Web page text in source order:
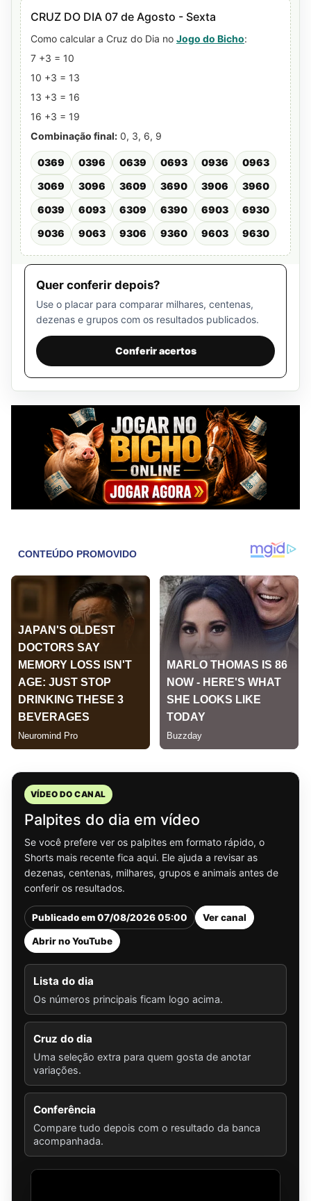
CRUZ DO DIA 07 de Agosto - Sexta
Como calcular a Cruz do Dia no Jogo do Bicho:
7 +3 = 10
10 +3 = 13
13 +3 = 16
16 +3 = 19
Combinação final: 0, 3, 6, 9
0369 0396 0639 0693 0936
0963
3069
3096 3609 3690 3906
3960
6039
6093 6309 6390 6903
6930
9036
9063 9306 9360 9603 9630
Quer conferir depois?
Use o placar para comparar milhares, centenas,
dezenas e grupos com os resultados publicados.
Conferir acertos
VÍDEO DO CANAL
Palpites do dia em vídeo
Se você prefere ver os palpites em formato rápido, o
Shorts mais recente fica aqui. Ele ajuda a revisar as
dezenas, centenas, milhares, grupos e animais antes de
conferir os resultados.
Publicado em 07/08/2026 05:00 Ver canal
Abrir no YouTube
Lista do dia
Os números principais ficam logo acima.
Cruz do dia
Uma seleção extra para quem gosta de anotar
variações.
Conferência
Compare tudo depois com o resultado da banca
acompanhada.